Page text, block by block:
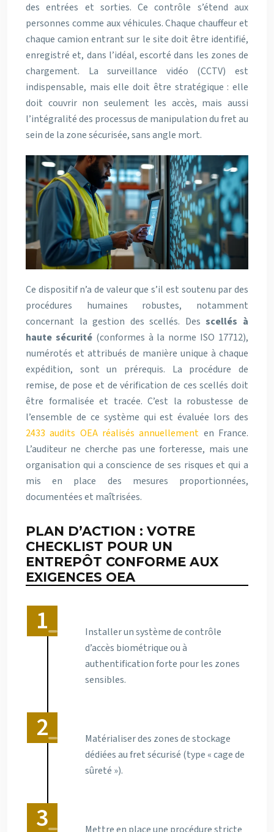
des entrées et sorties. Ce contrôle s’étend aux
personnes comme aux véhicules. Chaque chauffeur et
chaque camion entrant sur le site doit être identifié,
enregistré et, dans l’idéal, escorté dans les zones de
chargement. La surveillance vidéo (CCTV) est
indispensable, mais elle doit être stratégique : elle
doit couvrir non seulement les accès, mais aussi
l’intégralité des processus de manipulation du fret au
sein de la zone sécurisée, sans angle mort.
Ce dispositif n’a de valeur que s’il est soutenu par des
procédures humaines robustes, notamment
concernant la gestion des scellés. Desscellés à
haute sécurité(conformes à la norme ISO 17712),
numérotés et attribués de manière unique à chaque
expédition, sont un prérequis. La procédure de
remise, de pose et de vérification de ces scellés doit
être formalisée et tracée. C’est la robustesse de
l’ensemble de ce système qui est évaluée lors des
2433 audits OEA réalisés annuellement en France.
L’auditeur ne cherche pas une forteresse, mais une
organisation qui a conscience de ses risques et qui a
mis en place des mesures proportionnées,
documentées et maîtrisées.
PLAN D’ACTION : VOTRE
CHECKLIST POUR UN
ENTREPÔT CONFORME AUX
EXIGENCES OEA
Installer un système de contrôle
d’accès biométrique ou à
authentification forte pour les zones
sensibles.
Matérialiser des zones de stockage
dédiées au fret sécurisé (type « cage de
sûreté »).